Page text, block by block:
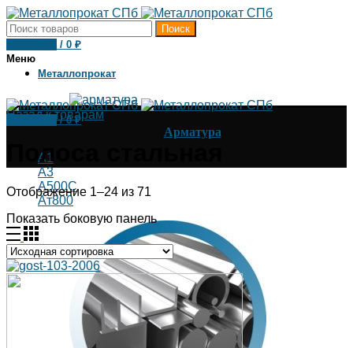
Поиск
/ 0 ₽
Меню
/ 0₽
Металлопрокат
Арматура
А1
А3
А500С
Ат800
Назад к товарам
Полоса стальная
Отображение 1–24 из 71
Показать боковую панель